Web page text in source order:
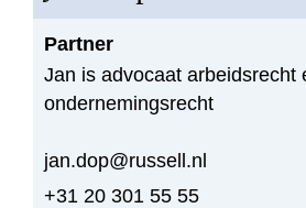
Partner
Jan is advocaat arbeidsrecht
ondernemingsrecht
jan.dop@russell.nl
+31 20 301 55 55